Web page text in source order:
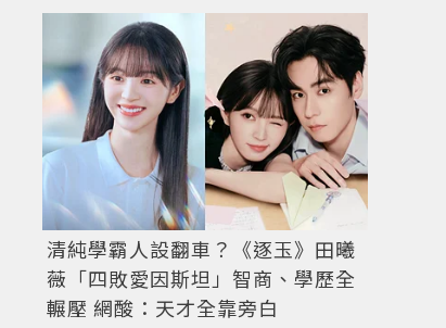
清純學霸人設翻車？《逐玉》田曦
薇「四敗愛因斯坦」智商、學歷全
輾壓 網酸：天才全靠旁白